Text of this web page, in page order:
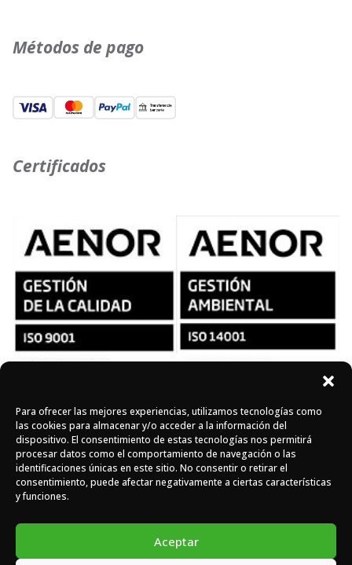
Para ofrecer las mejores experiencias, utilizamos tecnologías como
las cookies para almacenar y/o acceder a la información del
dispositivo. El consentimiento de estas tecnologías nos permitirá
procesar datos como el comportamiento de navegación o las
identificaciones únicas en este sitio. No consentir o retirar el
consentimiento, puede afectar negativamente a ciertas características
y funciones.
Aceptar
Métodos de pago
Certificados
Síguenos en redes
Instagram
Facebook
X